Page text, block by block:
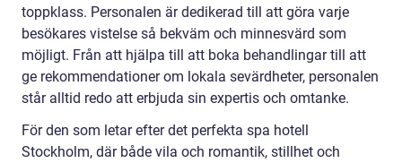
toppklass. Personalen är dedikerad till att göra varje
besökares vistelse så bekväm och minnesvärd som
möjligt. Från att hjälpa till att boka behandlingar till att
ge rekommendationer om lokala sevärdheter, personalen
står alltid redo att erbjuda sin expertis och omtanke.
För den som letar efter det perfekta spa hotell
Stockholm, där både vila och romantik, stillhet och